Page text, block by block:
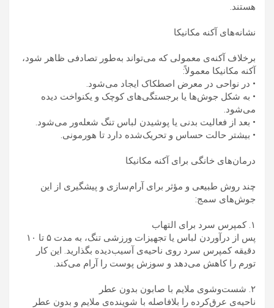
هستند.
نشانه‌های آکنه مکانیکا
برخلاف آکنه‌ی معمولی که می‌تواند به‌طور تصادفی ظاهر شود،
آکنه مکانیکا معمولاً:
• در نواحی در معرض اصطکاک ایجاد می‌شود.
• به شکل جوش‌ها یا برجستگی‌های کوچک و یکنواخت دیده
می‌شود.
• بعد از فعالیت بدنی یا پوشیدن لباس تنگ شعله‌ور می‌شود.
• بیشتر حالت حساس و تحریک‌شده دارد تا هورمونی.
درمان‌های خانگی برای آکنه مکانیکا
چند روش طبیعی و مؤثر برای آرام‌سازی و پیشگیری از این
جوش‌های سمج:
۱. کمپرس سرد برای التهاب
پس از درآوردن لباس یا تجهیزات ورزشی تنگ، به مدت ۵ تا ۱۰
دقیقه کمپرس سرد روی ناحیه‌ی آسیب‌دیده بگذارید. این کار
تورم را کاهش می‌دهد و سوزش پوست را آرام می‌کند.
۲. شست‌وشوی ملایم با صابون بدون عطر
ناحیه‌ی عرق‌کرده را بلافاصله با شوینده‌ی ملایم و بدون عطر